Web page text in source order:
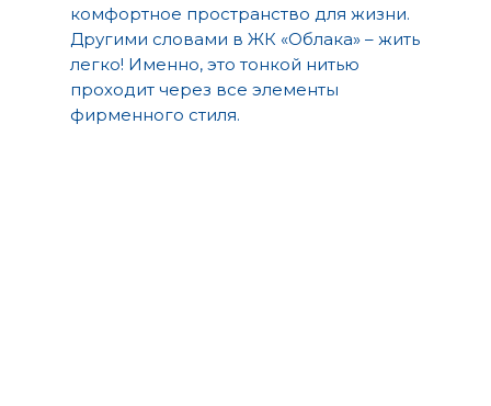
комфортное пространство для жизни.
Другими словами в ЖК «Облака» – жить
легко! Именно, это тонкой нитью
проходит через все элементы
фирменного стиля.